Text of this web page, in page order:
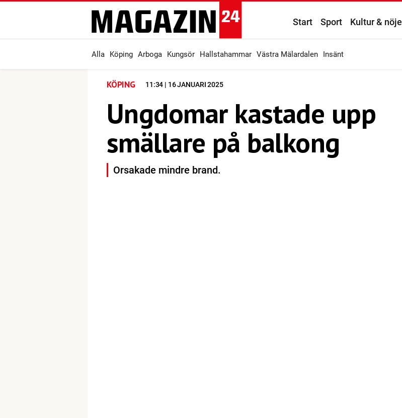
Start Sport Kultur & nöje
Alla Köping Arboga Kungsör Hallstahammar Västra Mälardalen Insänt
KÖPING 11:34 | 16 JANUARI 2025
Ungdomar kastade upp
smällare på balkong
Orsakade mindre brand.